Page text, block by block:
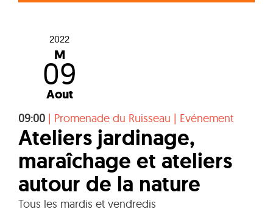
2022
M
09
Aout
09:00 | Promenade du Ruisseau | Evénement
Ateliers jardinage,
maraîchage et ateliers
autour de la nature
Tous les mardis et vendredis